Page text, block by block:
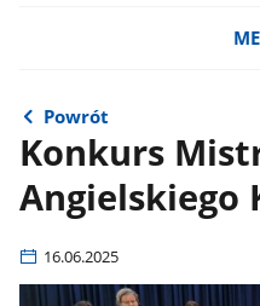
Powrót
Konkurs
Angielskiego
16.06.2025